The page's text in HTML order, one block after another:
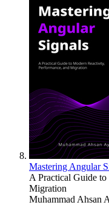
Mastering Angular
A Practical Guide
Migration
Muhammad Ahsan